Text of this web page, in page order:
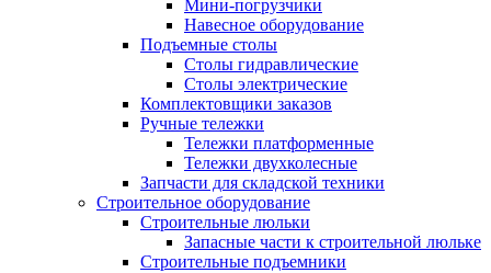
Мини-погрузчики
Навесное оборудование
Подъемные столы
Столы гидравлические
Столы электрические
Комплектовщики заказов
Ручные тележки
Тележки платформенные
Тележки двухколесные
Запчасти для складской техники
Строительное оборудование
Строительные люльки
Запасные части к строительной люльке
Строительные подъемники